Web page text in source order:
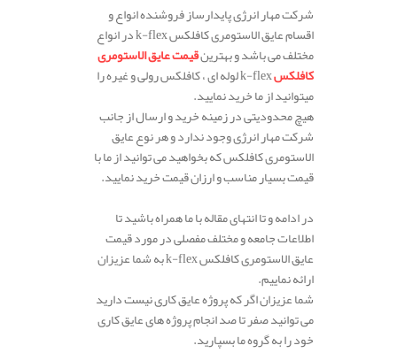
شرکت مهار انرژی پایدارساز فروشنده انواع و
اقسام عایق الاستومری کافلکس k-flex در انواع
مختلف می باشد و بهترینقیمت عایق الاستومری
کافلکس
k-flex لوله ای ، کافلکس رولی و غیره را
میتوانید از ما خرید نمایید.
هیچ محدودیتی در زمینه خرید و ارسال از جانب
شرکت مهار انرژی وجود ندارد و هر نوع عایق
الاستومری کافلکس که بخواهید می توانید از ما با
قیمت بسیار مناسب و ارزان قیمت خرید نمایید.
در ادامه و تا انتهای مقاله با ما همراه باشید تا
اطلاعات جامعه و مختلف مفصلی در مورد قیمت
عایق الاستومری کافلکس k-flex به شما عزیزان
ارائه نماییم.
شما عزیزان اگر که پروژه عایق کاری نیست دارید
می توانید صفر تا صد انجام پروژه های عایق کاری
خود را به گروه ما بسپارید.